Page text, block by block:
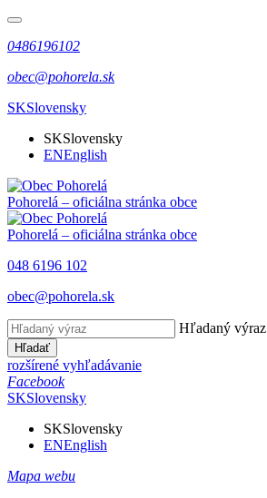
0486196102
obec@pohorela.sk
SKSlovensky
SKSlovensky
ENEnglish
Pohorelá – oficiálna stránka obce
Pohorelá – oficiálna stránka obce
048 6196 102
obec@pohorela.sk
Hľadaný výraz
Hľadať
rozšírené vyhľadávanie
Facebook
SKSlovensky
SKSlovensky
ENEnglish
Mapa webu